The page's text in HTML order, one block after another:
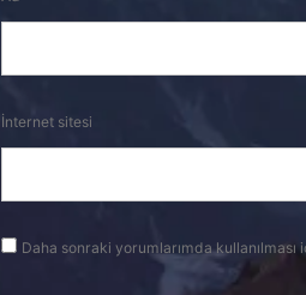
İnternet sitesi
Daha sonraki yorumlarımda